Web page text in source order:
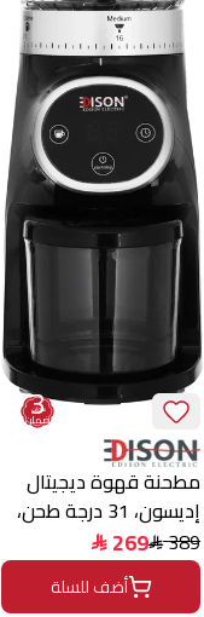
3
سنوات
ضمان
مطحنة قهوة ديجيتال
إديسون، 31 درجة طحن،
أسود
389
$
269
$
أضف للسلة